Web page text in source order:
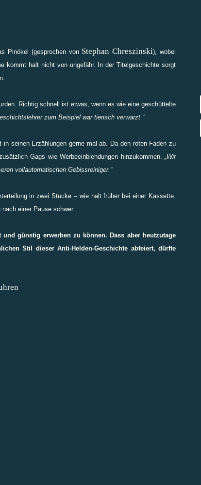
Pinökel (gesprochen von Stephan Chreszinski), wobei
kommt halt nicht von ungefähr. In der Titelgeschichte sorgt
Richtig schnell ist etwas, wenn es wie eine geschüttelte
zum Beispiel war tierisch verwarzt.“
seinen Erzählungen gerne mal ab. Da den roten Faden zu
Gags wie Werbeeinblendungen hinzukommen.
„Wir
vollautomatischen Gebissreiniger.“
in zwei Stücke – wie halt früher bei einer Kassette.
einer Pause schwer.
günstig erwerben zu können. Dass aber heutzutage
Stil dieser Anti-Helden-Geschichte abfeiert, dürfte